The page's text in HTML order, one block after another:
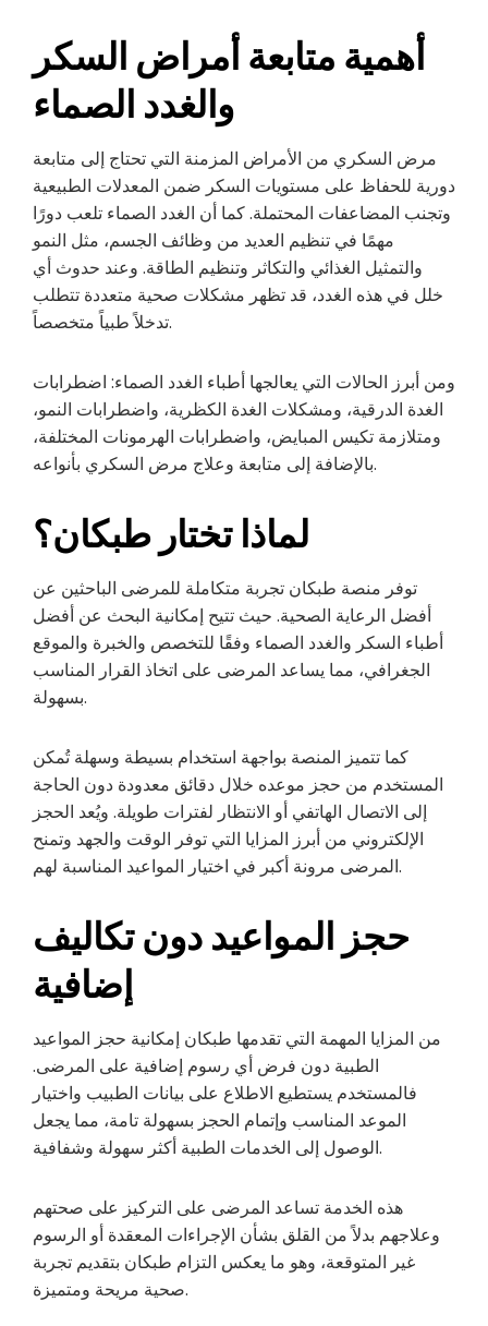
أهمية متابعة أمراض السكر
والغدد الصماء
مرض السكري من الأمراض المزمنة التي تحتاج إلى متابعة
دورية للحفاظ على مستويات السكر ضمن المعدلات الطبيعية
وتجنب المضاعفات المحتملة. كما أن الغدد الصماء تلعب دورًا
مهمًا في تنظيم العديد من وظائف الجسم، مثل النمو
والتمثيل الغذائي والتكاثر وتنظيم الطاقة. وعند حدوث أي
خلل في هذه الغدد، قد تظهر مشكلات صحية متعددة تتطلب
تدخلاً طبياً متخصصاً.
ومن أبرز الحالات التي يعالجها أطباء الغدد الصماء: اضطرابات
الغدة الدرقية، ومشكلات الغدة الكظرية، واضطرابات النمو،
ومتلازمة تكيس المبايض، واضطرابات الهرمونات المختلفة،
بالإضافة إلى متابعة وعلاج مرض السكري بأنواعه.
لماذا تختار طبكان؟
توفر منصة طبكان تجربة متكاملة للمرضى الباحثين عن
أفضل الرعاية الصحية. حيث تتيح إمكانية البحث عن أفضل
أطباء السكر والغدد الصماء وفقًا للتخصص والخبرة والموقع
الجغرافي، مما يساعد المرضى على اتخاذ القرار المناسب
بسهولة.
كما تتميز المنصة بواجهة استخدام بسيطة وسهلة تُمكن
المستخدم من حجز موعده خلال دقائق معدودة دون الحاجة
إلى الاتصال الهاتفي أو الانتظار لفترات طويلة. ويُعد الحجز
الإلكتروني من أبرز المزايا التي توفر الوقت والجهد وتمنح
المرضى مرونة أكبر في اختيار المواعيد المناسبة لهم.
حجز المواعيد دون تكاليف
إضافية
من المزايا المهمة التي تقدمها طبكان إمكانية حجز المواعيد
الطبية دون فرض أي رسوم إضافية على المرضى.
فالمستخدم يستطيع الاطلاع على بيانات الطبيب واختيار
الموعد المناسب وإتمام الحجز بسهولة تامة، مما يجعل
الوصول إلى الخدمات الطبية أكثر سهولة وشفافية.
هذه الخدمة تساعد المرضى على التركيز على صحتهم
وعلاجهم بدلاً من القلق بشأن الإجراءات المعقدة أو الرسوم
غير المتوقعة، وهو ما يعكس التزام طبكان بتقديم تجربة
صحية مريحة ومتميزة.